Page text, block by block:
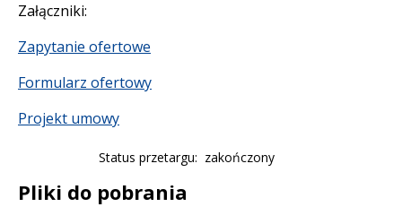
Załączniki:
Zapytanie ofertowe
Formularz ofertowy
Projekt umowy
Status przetargu zakończony
Pliki do pobrania